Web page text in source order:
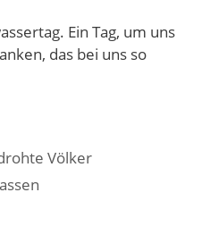
Ein Tag, um uns
das bei uns so
Völker